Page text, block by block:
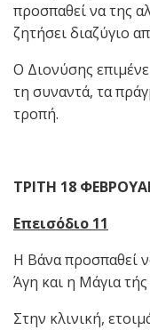
προσπαθεί να της
ζητήσει διαζύγιο
Ο Διονύσης
τη συναντά, τα
τροπή.
ΤΡΙΤΗ 18
Επεισόδιο 11
Η Βάνα προσπαθεί
Άγη και η Μάγια
Στην κλινική,